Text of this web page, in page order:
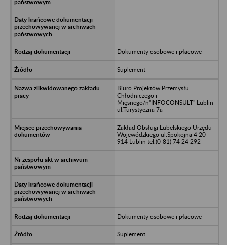
Dokumenty osobowe i płacowe
Suplement
Biuro Projektów Przemysłu
Chłodniczego i
Mięsnego/n"INFOCONSULT" Lublin
ul.Turystyczna 7a
Zakład Obsługi Lubelskiego Urzędu
Wojewódzkiego ul.Spokojna 4 20-
914 Lublin tel.(0-81) 74 24 292
Dokumenty osobowe i płacowe
Suplement